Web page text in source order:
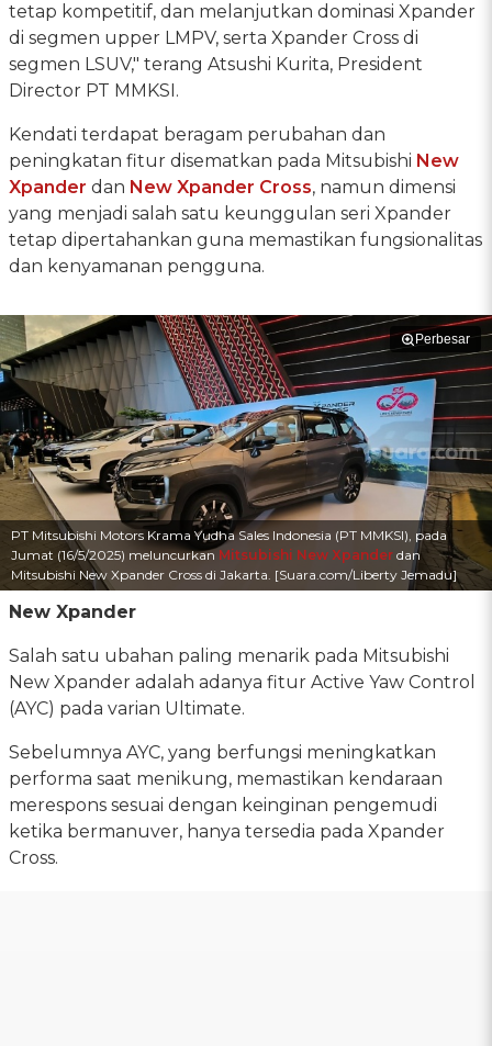
tetap kompetitif, dan melanjutkan dominasi Xpander
di segmen upper LMPV, serta Xpander Cross di
segmen LSUV," terang Atsushi Kurita, President
Director PT MMKSI.
Kendati terdapat beragam perubahan dan
peningkatan fitur disematkan pada Mitsubishi New
Xpander dan New Xpander Cross, namun dimensi
yang menjadi salah satu keunggulan seri Xpander
tetap dipertahankan guna memastikan fungsionalitas
dan kenyamanan pengguna.
Perbesar
PT Mitsubishi Motors Krama Yudha Sales Indonesia (PT MMKSI), pada
Jumat (16/5/2025) meluncurkan Mitsubishi New Xpander dan
Mitsubishi New Xpander Cross di Jakarta. [Suara.com/Liberty Jemadu]
New Xpander
Salah satu ubahan paling menarik pada Mitsubishi
New Xpander adalah adanya fitur Active Yaw Control
(AYC) pada varian Ultimate.
Sebelumnya AYC, yang berfungsi meningkatkan
performa saat menikung, memastikan kendaraan
merespons sesuai dengan keinginan pengemudi
ketika bermanuver, hanya tersedia pada Xpander
Cross.